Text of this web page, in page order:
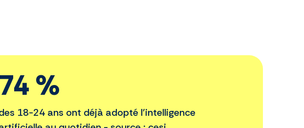
%
18-24 ans ont déjà adopté l’intelligence